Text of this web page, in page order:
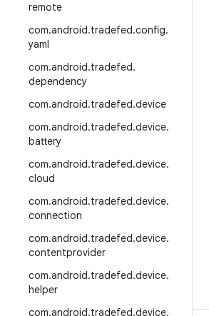
remote
com.android.tradefed.config.
yaml
com.android.tradefed.
dependency
com.android.tradefed.device
com.android.tradefed.device.
battery
com.android.tradefed.device.
cloud
com.android.tradefed.device.
connection
com.android.tradefed.device.
contentprovider
com.android.tradefed.device.
helper
com.android.tradefed.device.